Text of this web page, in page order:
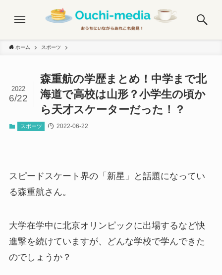
ホーム スポーツ
森重航の学歴まとめ！中学まで北
海道で高校は山形？小学生の頃か
ら天才スケーターだった！？
2022
6/22
スポーツ 2022-06-22
スピードスケート界の「新星」と話題になってい
る森重航さん。
大学在学中に北京オリンピックに出場するなど快
進撃を続けていますが、どんな学校で学んできた
のでしょうか？